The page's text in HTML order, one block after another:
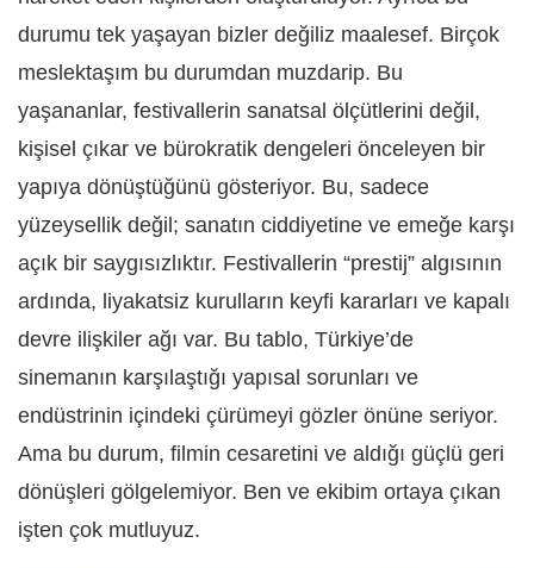
durumu tek yaşayan bizler değiliz maalesef. Birçok
meslektaşım bu durumdan muzdarip. Bu
yaşananlar, festivallerin sanatsal ölçütlerini değil,
kişisel çıkar ve bürokratik dengeleri önceleyen bir
yapıya dönüştüğünü gösteriyor. Bu, sadece
yüzeysellik değil; sanatın ciddiyetine ve emeğe karşı
açık bir saygısızlıktır. Festivallerin “prestij” algısının
ardında, liyakatsiz kurulların keyfi kararları ve kapalı
devre ilişkiler ağı var. Bu tablo, Türkiye’de
sinemanın karşılaştığı yapısal sorunları ve
endüstrinin içindeki çürümeyi gözler önüne seriyor.
Ama bu durum, filmin cesaretini ve aldığı güçlü geri
dönüşleri gölgelemiyor. Ben ve ekibim ortaya çıkan
işten çok mutluyuz.